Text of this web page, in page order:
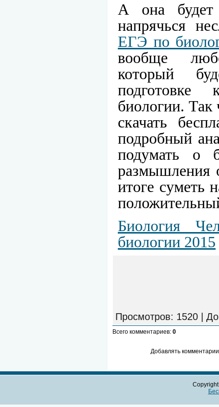
А она будет
напрячься
ЕГЭ по
вообще
который
биологии. Так
скачать
подробный
подумать о
размышления
итоге суметь
Биология
биологии 2015
Просмотров: 1520 |
Всего комментариев: 0
Добавлять